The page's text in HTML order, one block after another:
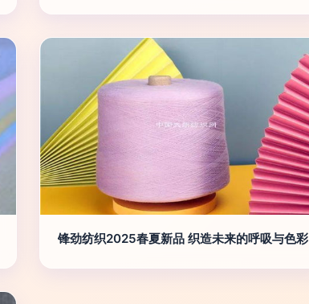
锋劲纺织2025春夏新品 织造未来的呼吸与色彩